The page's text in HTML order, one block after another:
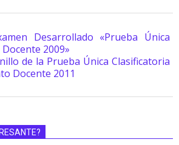
Desarrollado «Prueba Única
2009»
de la Prueba Única Clasificatoria
Docente 2011